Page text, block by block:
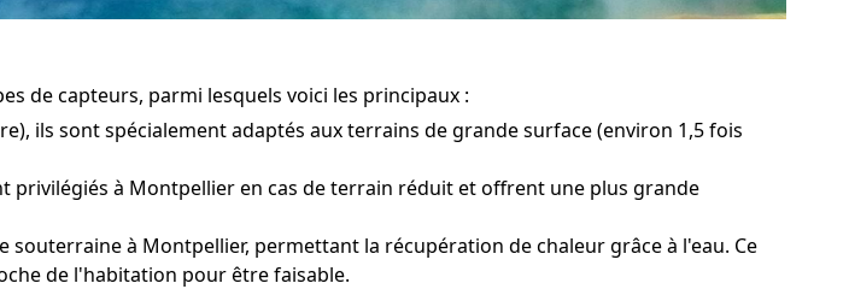
de capteurs, parmi lesquels voici les principaux :
ils sont spécialement adaptés aux terrains de grande surface (environ 1,5 fois
privilégiés à Montpellier en cas de terrain réduit et offrent une plus grande
souterraine à Montpellier, permettant la récupération de chaleur grâce à l'eau. Ce
de l'habitation pour être faisable.